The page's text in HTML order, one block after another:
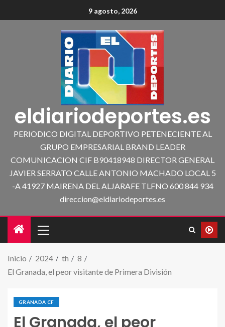
9 agosto, 2026
eldiariodeportes.es
PERIODICO DIGITAL DEPORTIVO PETENECIENTE AL
GRUPO EMPRESARIAL BRAND LEADER
COMUNICACION CIF B90418948 DIRECTOR GENERAL
JAVIER SERRATO CALLE ANTONIO MACHADO LOCAL 5
-A 41927 MAIRENA DEL ALJARAFE TLFNO 600 844 934
direccion@eldiariodeportes.es
Inicio 2024 th
8
El Granada, el peor visitante de Primera División
GRANADA CF
El Granada, el peor
SPAIN - MARCH 03: Myrto Uzuni of Granada and
spanish league, La Liga EA Sports, football match